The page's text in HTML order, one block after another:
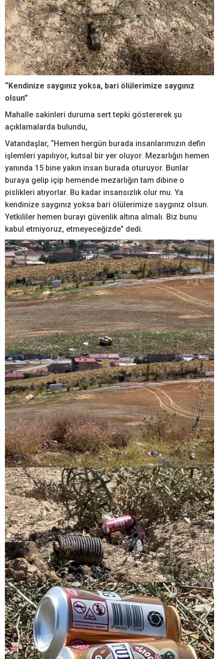
“Kendinize saygınız yoksa, bari ölülerimize saygınız
olsun”
Mahalle sakinleri duruma sert tepki göstererek şu
açıklamalarda bulundu,
Vatandaşlar, “Hemen hergün burada insanlarımızın defin
işlemleri yapılıyor, kutsal bir yer oluyor. Mezarlığın hemen
yanında 15 bine yakın insan burada oturuyor. Bunlar
buraya gelip içip hemende mezarlığın tam dibine o
pislikleri atıyorlar. Bu kadar insansızlık olur mu. Ya
kendinize saygınız yoksa bari ölülerimize saygınız olsun.
Yetkililer hemen burayı güvenlik altına almalı. Biz bunu
kabul etmiyoruz, etmeyeceğizde” dedi.